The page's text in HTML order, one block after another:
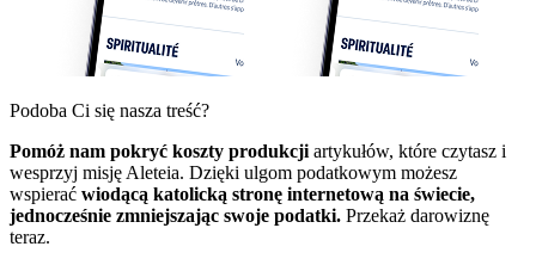
Podoba Ci się nasza treść?
Pomóż nam pokryć koszty produkcji artykułów, które czytasz i
wesprzyj misję Aleteia. Dzięki ulgom podatkowym możesz
wspierać wiodącą katolicką stronę internetową na świecie,
jednocześnie zmniejszając swoje podatki. Przekaż darowiznę
teraz.